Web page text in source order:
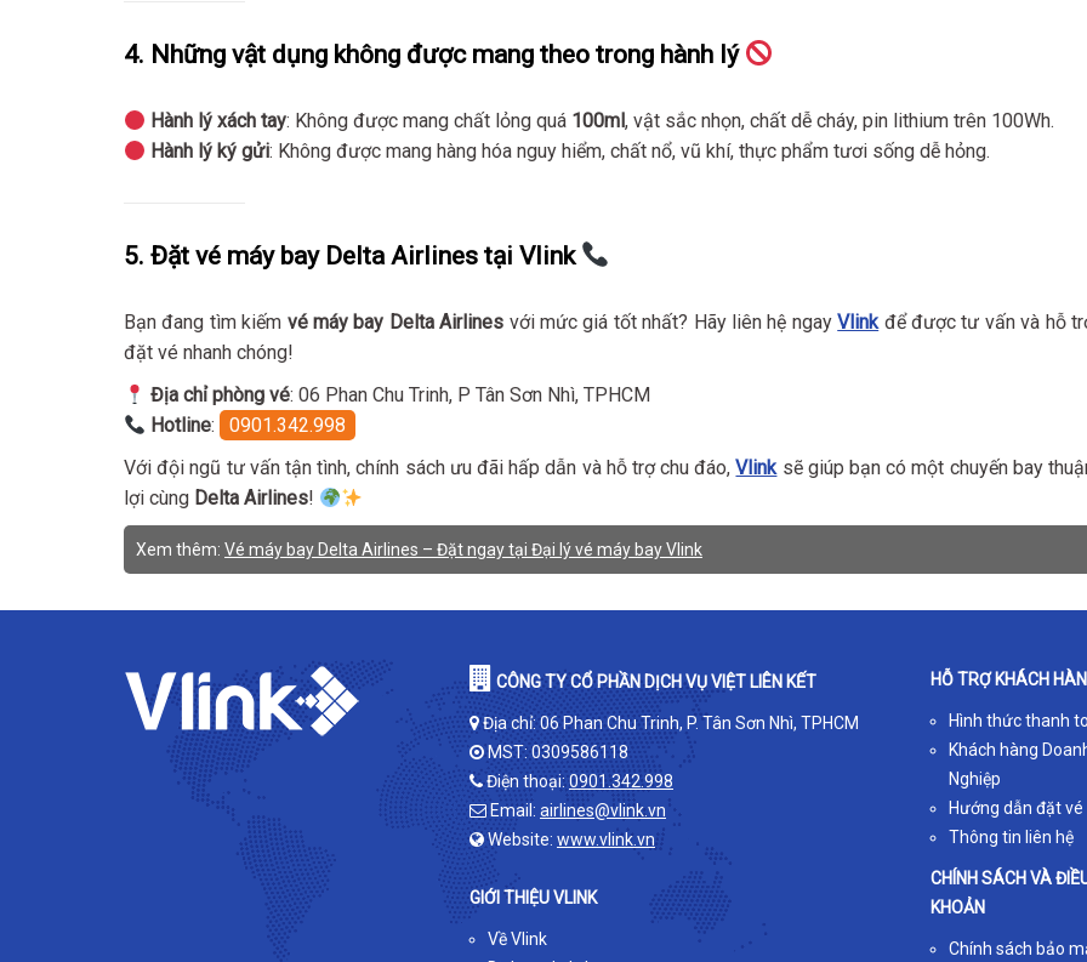
4. Những vật dụng không được mang theo trong hành lý
Hành lý xách tay: Không được mang chất lỏng quá 100ml, vật sắc nhọn, chất dễ cháy, pin lithium trên 100Wh.
Hành lý ký gửi: Không được mang hàng hóa nguy hiểm, chất nổ, vũ khí, thực phẩm tươi sống dễ hỏng.
5. Đặt vé máy bay Delta Airlines tại Vlink
Bạn đang tìm kiếm vé máy bay Delta Airlines với mức giá tốt nhất? Hãy liên hệ ngayVlinkđể được tư vấn và hỗ
đặt vé nhanh chóng!
Địa chỉ phòng vé: 06 Phan Chu Trinh, P Tân Sơn Nhì, TPHCM
Hotline:
0901.342.998
Với đội ngũ tư vấn tận tình, chính sách ưu đãi hấp dẫn và hỗ trợ chu đáo,Vlinksẽ giúp bạn có một chuyến bay
lợi cùng Delta Airlines!
Xem thêm: Vé máy bay Delta Airlines – Đặt ngay tại Đại lý vé máy bay Vlink
CÔNG TY CỔ PHẦN DỊCH VỤ VIỆT LIÊN KẾT
Địa chỉ: 06 Phan Chu Trinh, P. Tân Sơn Nhì, TPHCM
MST: 0309586118
Điện thoại: 0901.342.998
Email: airlines@vlink.vn
Website: www.vlink.vn
GIỚI THIỆU VLINK
Về Vlink
HỖ TRỢ KHÁCH
Hình thức thanh
Khách hàng
Nghiệp
Hướng dẫn đặt vé
Thông tin liên hệ
CHÍNH SÁCH VÀ
KHOẢN
Chính sách bảo